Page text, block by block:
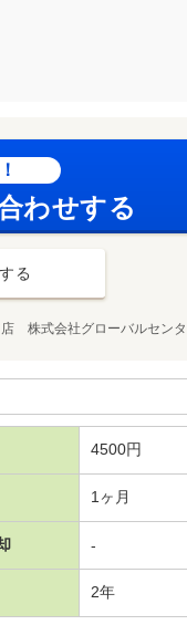
わせする
る
株式会社グローバルセン
4500円
1ヶ月
-
2年